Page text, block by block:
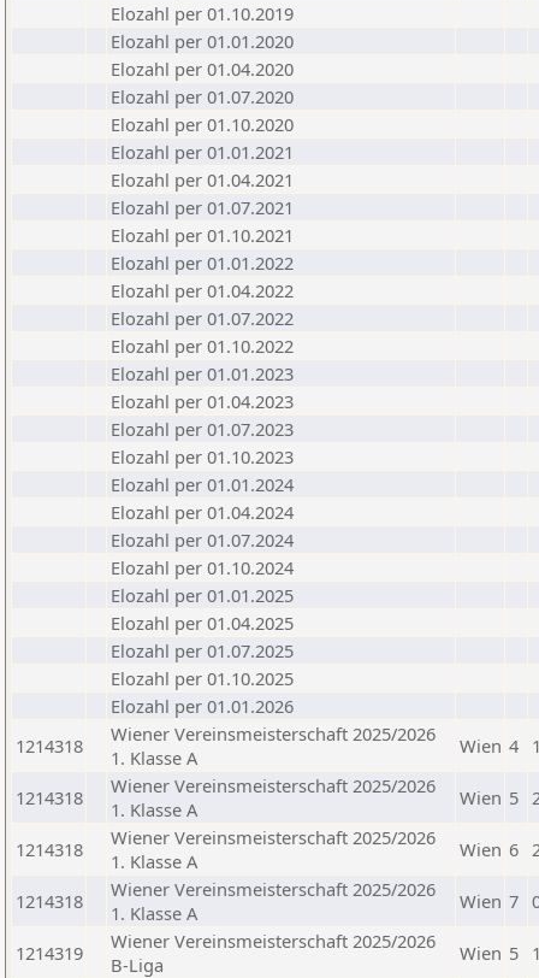
Elozahl per 01.10.2019
Elozahl per 01.01.2020
Elozahl per 01.04.2020
Elozahl per 01.07.2020
Elozahl per 01.10.2020
Elozahl per 01.01.2021
Elozahl per 01.04.2021
Elozahl per 01.07.2021
Elozahl per 01.10.2021
Elozahl per 01.01.2022
Elozahl per 01.04.2022
Elozahl per 01.07.2022
Elozahl per 01.10.2022
Elozahl per 01.01.2023
Elozahl per 01.04.2023
Elozahl per 01.07.2023
Elozahl per 01.10.2023
Elozahl per 01.01.2024
Elozahl per 01.04.2024
Elozahl per 01.07.2024
Elozahl per 01.10.2024
Elozahl per 01.01.2025
Elozahl per 01.04.2025
Elozahl per 01.07.2025
Elozahl per 01.10.2025
Elozahl per 01.01.2026
1214318
Wiener Vereinsmeisterschaft 2025/2026
1. Klasse A
Wien 4
1214318
Wiener Vereinsmeisterschaft 2025/2026
1. Klasse A
Wien 5
1214318
Wiener Vereinsmeisterschaft 2025/2026
1. Klasse A
Wien 6
1214318
Wiener Vereinsmeisterschaft 2025/2026
1. Klasse A
Wien 7
1214319
Wiener Vereinsmeisterschaft 2025/2026
B-Liga
Wien 5